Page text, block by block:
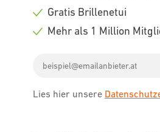
Check
Check
Gratis Brillenetui
Mehr als 1 Million
address
Lies hier unsere